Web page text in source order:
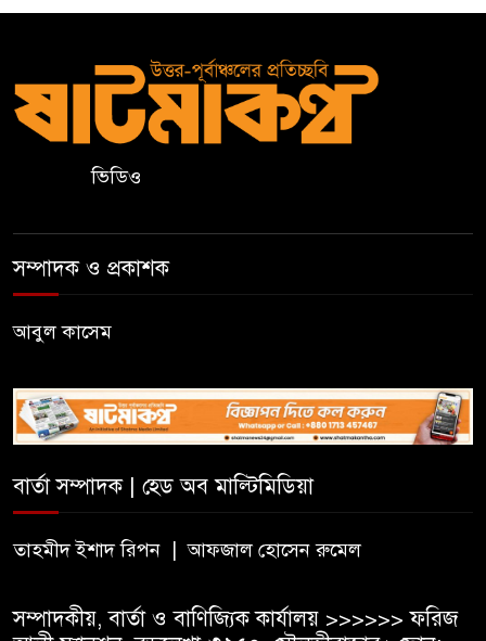
গণঅভ্যুত্থান দিবস উপলক্ষে
জকিগঞ্জে নারী ও শিশুর প্রতি
সহিংসতা ও বাল্যবিবাহ প্রতিরোধে
ফল উৎসব অনুষ্ঠিত
জার্মানির ডাড ইয়াং অ্যাম্বাসেডর
প্রোগ্রামে আবেদন শুরু
দাস: ‘দাস পার্টি’র দুর্ধর্ষ কমান্ডার
ভিডিও
সম্পাদক ও প্রকাশক
আবুল কাসেম
বার্তা সম্পাদক | হেড অব মাল্টিমিডিয়া
তাহমীদ ইশাদ রিপন | আফজাল হোসেন রুমেল
সম্পাদকীয়, বার্তা ও বাণিজ্যিক কার্যালয় >>>>>> ফরিজ